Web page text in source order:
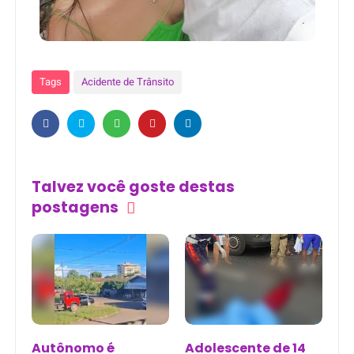
Tags Acidente de Trânsito
Talvez você goste destas
postagens
Autônomo é
Adolescente de 14